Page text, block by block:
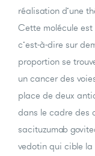
réalisation d’une
Cette molécule est
c’est-à-dire sur
proportion se
un cancer des
place de deux
dans le cadre des
sacituzumab
vedotin qui cible la